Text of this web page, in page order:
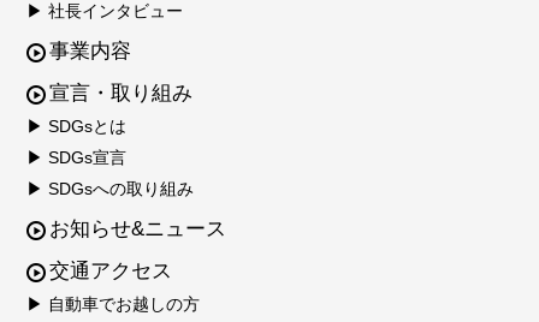
▶ 社長インタビュー
事業内容
宣言・取り組み
▶ SDGsとは
▶ SDGs宣言
▶ SDGsへの取り組み
お知らせ&ニュース
交通アクセス
▶ 自動車でお越しの方